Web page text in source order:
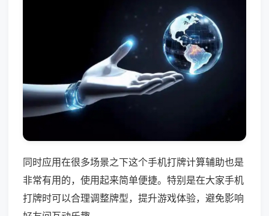
同时应用在很多场景之下这个手机打牌计算辅助也是
非常有用的，使用起来简单便捷。特别是在大家手机
打牌时可以合理调整牌型，提升游戏体验，避免影响